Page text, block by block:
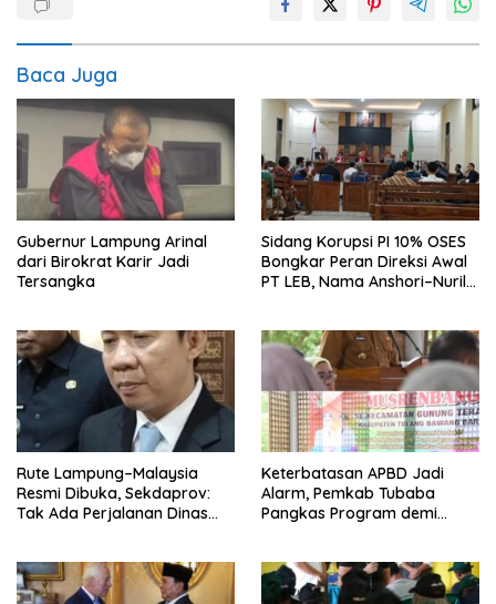
Baca Juga
Gubernur Lampung Arinal
dari Birokrat Karir Jadi
Tersangka
Sidang Korupsi PI 10% OSES
Bongkar Peran Direksi Awal
PT LEB, Nama Anshori–Nuril
Rute Lampung–Malaysia
Resmi Dibuka, Sekdaprov:
Tak Ada Perjalanan Dinas
Keterbatasan APBD Jadi
Alarm, Pemkab Tubaba
Pangkas Program demi